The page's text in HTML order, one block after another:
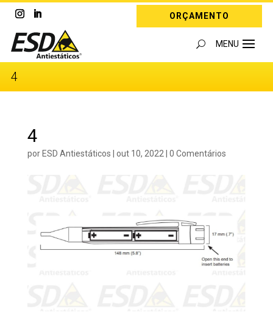
ORÇAMENTO
4
4
porESD Antiestáticos | out 10, 2022 | 0 Comentários